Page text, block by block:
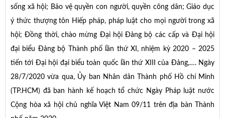
sống xã hội; Bảo vệ quyền con người, quyền công dân; Giáo dục
ý thức thượng tôn Hiếp pháp, pháp luật cho mọi người trong xã
hội; Đồng thời, chào mừng Đại hội Đảng bộ các cấp và Đại hội
đại biểu Đảng bộ Thành phố lần thứ XI, nhiệm kỳ 2020 – 2025
tiến tới Đại hội đại biểu toàn quốc lần thứ XIII của Đảng,…. Ngày
28/7/2020 vừa qua, Ủy ban Nhân dân Thành phố Hồ chí Minh
(TP.HCM) đã ban hành kế hoạch tổ chức Ngày Pháp luật nước
Cộng hòa xã hội chủ nghĩa Việt Nam 09/11 trên địa bàn Thành